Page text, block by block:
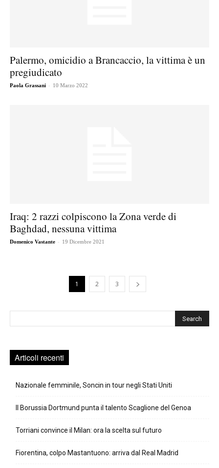
Palermo, omicidio a Brancaccio, la vittima è un
pregiudicato
Paola Grassani - 10 Marzo 2022
Iraq: 2 razzi colpiscono la Zona verde di
Baghdad, nessuna vittima
Domenico Vastante - 19 Dicembre 2021
1 2 3
Articoli recenti
Nazionale femminile, Soncin in tour negli Stati Uniti
Il Borussia Dortmund punta il talento Scaglione del Genoa
Torriani convince il Milan: ora la scelta sul futuro
Fiorentina, colpo Mastantuono: arriva dal Real Madrid